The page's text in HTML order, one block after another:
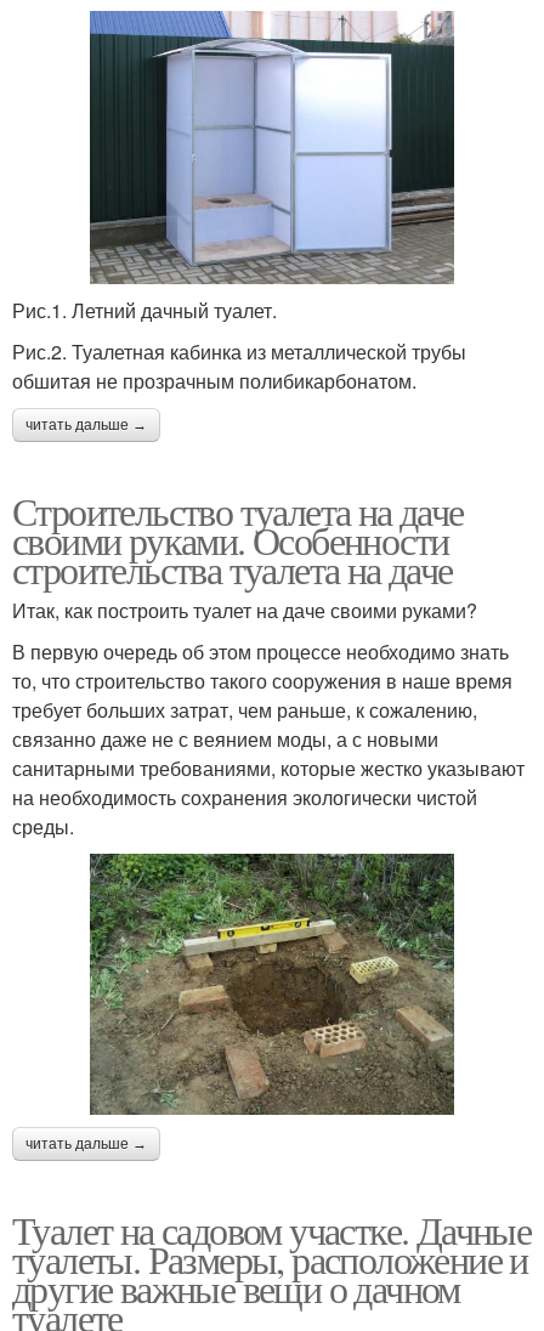
Рис.1. Летний дачный туалет.
Рис.2. Туалетная кабинка из металлической трубы
обшитая не прозрачным полибикарбонатом.
читать дальше →
Строительство туалета на даче
своими руками. Особенности
строительства туалета на даче
Итак, как построить туалет на даче своими руками?
В первую очередь об этом процессе необходимо знать
то, что строительство такого сооружения в наше время
требует больших затрат, чем раньше, к сожалению,
связанно даже не с веянием моды, а с новыми
санитарными требованиями, которые жестко указывают
на необходимость сохранения экологически чистой
среды.
читать дальше →
Туалет на садовом участке. Дачные
туалеты. Размеры, расположение и
другие важные вещи о дачном
туалете